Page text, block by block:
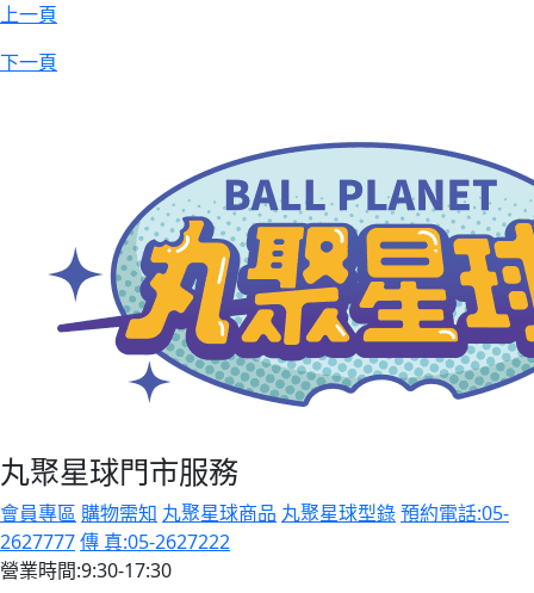
上一頁
下一頁
丸聚星球門市服務
會員專區 購物需知 丸聚星球商品 丸聚星球型錄預約電話:05-
2627777傳 真:05-2627222
營業時間:9:30-17:30